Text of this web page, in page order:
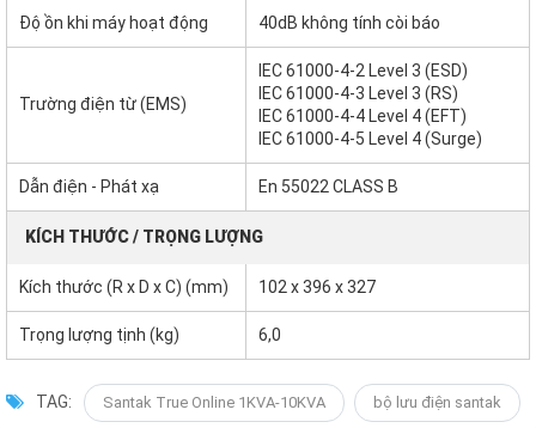
Độ ồn khi máy hoạt động 40dB không tính còi báo
Trường điện từ (EMS)
IEC 61000-4-2 Level 3 (ESD)
IEC 61000-4-3 Level 3 (RS)
IEC 61000-4-4 Level 4 (EFT)
IEC 61000-4-5 Level 4 (Surge)
Dẫn điện - Phát xạ En 55022 CLASS B
KÍCH THƯỚC / TRỌNG LƯỢNG
Kích thước (R x D x C) (mm) 102 x 396 x 327
Trọng lượng tịnh (kg) 6,0
TAG: Santak True Online 1KVA-10KVA bộ lưu điện santak